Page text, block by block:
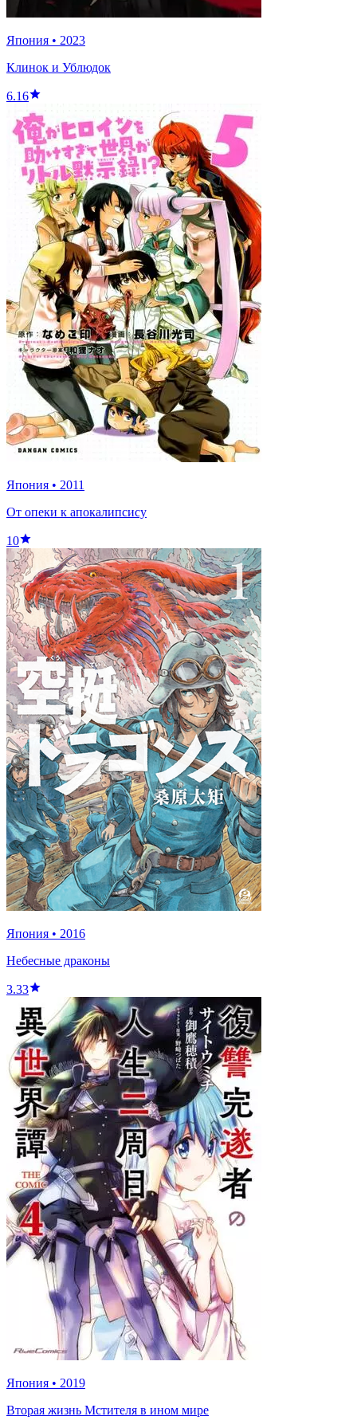
Япония • 2023
Клинок и Ублюдок
6.16
Япония • 2011
От опеки к апокалипсису
10
Япония • 2016
Небесные драконы
3.33
Япония • 2019
Вторая жизнь Мстителя в ином мире